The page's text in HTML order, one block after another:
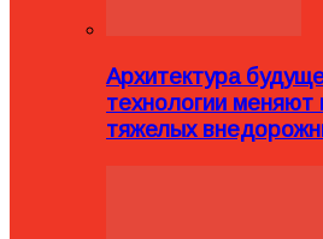
Архитектура
технологии
тяжелых